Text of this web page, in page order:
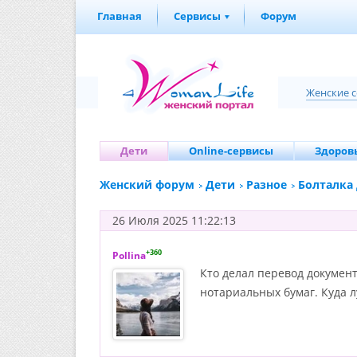
Главная Сервисы Форум
Женские
Дети Online-сервисы
Женский форум Дети Разное
26 Июля 2025 11:22:13
Pollina+360
Кто делал перевод
нотариальных бумаг. Куда